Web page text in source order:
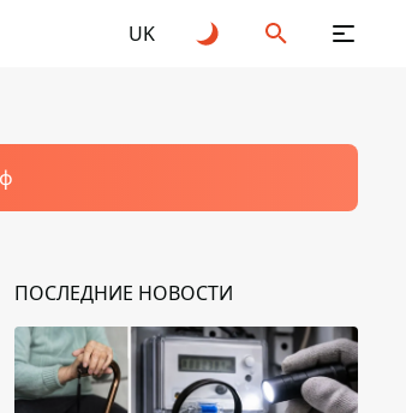
UK
ПОСЛЕДНИЕ НОВОСТИ